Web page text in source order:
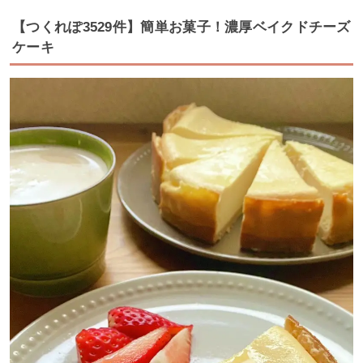
【つくれぽ3529件】簡単お菓子！濃厚ベイクドチーズ
ケーキ